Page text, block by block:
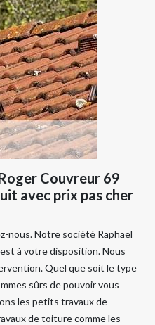
Couvreur 69
avec prix pas cher
nous. Notre société Raphael
à votre disposition. Nous
Quel que soit le type
sûrs de pouvoir vous
les petits travaux de
de toiture comme les